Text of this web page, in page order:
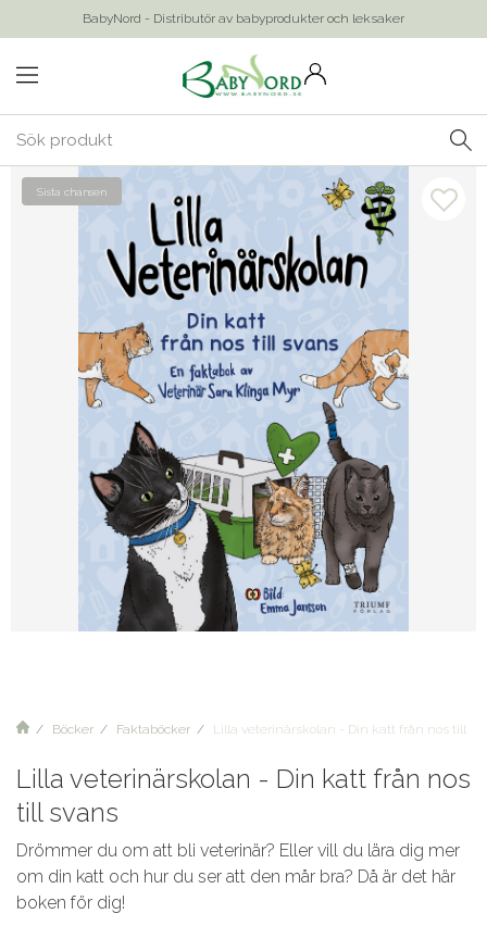
BabyNord - Distributör av babyprodukter och leksaker
Sista chansen
Böcker Faktaböcker Lilla veterinärskolan - Din katt från nos till
Lilla veterinärskolan - Din katt från nos
till svans
Drömmer du om att bli veterinär? Eller vill du lära dig mer
om din katt och hur du ser att den mår bra? Då är det här
boken för dig!